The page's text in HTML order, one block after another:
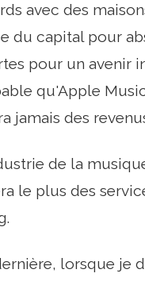
avec des
du capital pour
pour un avenir
qu'Apple
jamais des
de la
le plus des
lorsque je